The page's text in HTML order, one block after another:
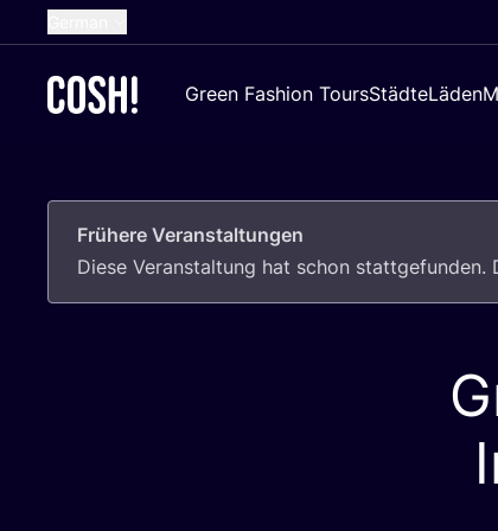
Dutch
Spanish
Croatian
Green Fashion ToursStädteLäden
Frühere Veranstaltungen
Die­se Ver­an­stal­tung hat schon statt­ge­fun­den.